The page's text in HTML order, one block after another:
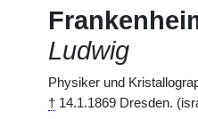
Ludwig
Physiker und
† 14.1.1869 Dresden.